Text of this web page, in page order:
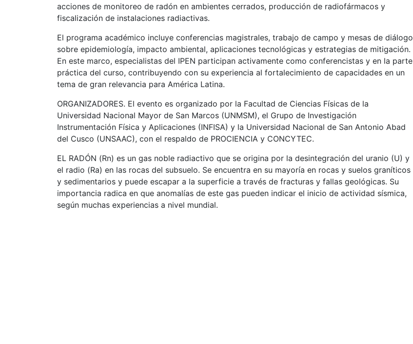
acciones de monitoreo de radón en ambientes cerrados, producción de radiofármacos y
fiscalización de instalaciones radiactivas.
El programa académico incluye conferencias magistrales, trabajo de campo y mesas de diálogo
sobre epidemiología, impacto ambiental, aplicaciones tecnológicas y estrategias de mitigación.
En este marco, especialistas del IPEN participan activamente como conferencistas y en la parte
práctica del curso, contribuyendo con su experiencia al fortalecimiento de capacidades en un
tema de gran relevancia para América Latina.
ORGANIZADORES. El evento es organizado por la Facultad de Ciencias Físicas de la
Universidad Nacional Mayor de San Marcos (UNMSM), el Grupo de Investigación
Instrumentación Física y Aplicaciones (INFISA) y la Universidad Nacional de San Antonio Abad
del Cusco (UNSAAC), con el respaldo de PROCIENCIA y CONCYTEC.
EL RADÓN (Rn) es un gas noble radiactivo que se origina por la desintegración del uranio (U) y
el radio (Ra) en las rocas del subsuelo. Se encuentra en su mayoría en rocas y suelos graníticos
y sedimentarios y puede escapar a la superficie a través de fracturas y fallas geológicas. Su
importancia radica en que anomalías de este gas pueden indicar el inicio de actividad sísmica,
según muchas experiencias a nivel mundial.